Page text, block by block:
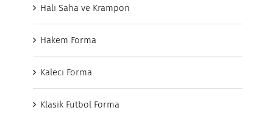
Halı Saha ve Krampon
Hakem Forma
Kaleci Forma
Klasik Futbol Forma